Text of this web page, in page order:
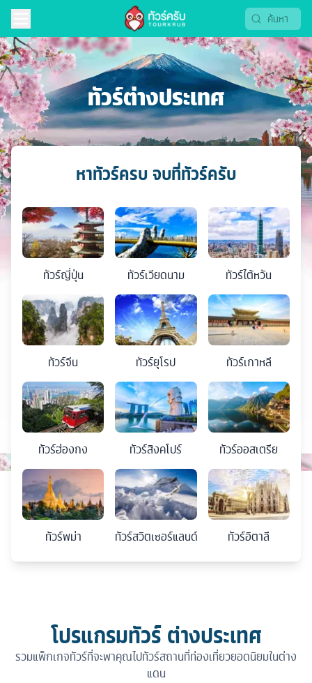
ทัวร์ต่างประเทศ
หาทัวร์ครบ จบที่ทัวร์ครับ
ทัวร์ญี่ปุ่น ทัวร์เวียดนาม ทัวร์ไต้หวัน
ทัวร์จีน ทัวร์ยุโรป ทัวร์เกาหลี
ทัวร์ฮ่องกง ทัวร์สิงคโปร์ ทัวร์ออสเตรีย
ทัวร์พม่า ทัวร์สวิตเซอร์แลนด์ ทัวร์อิตาลี
โปรแกรมทัวร์ ต่างประเทศ
รวมแพ็กเกจทัวร์ที่จะพาคุณไปทัวร์สถานที่ท่องเที่ยวยอดนิยมในต่าง
แดน